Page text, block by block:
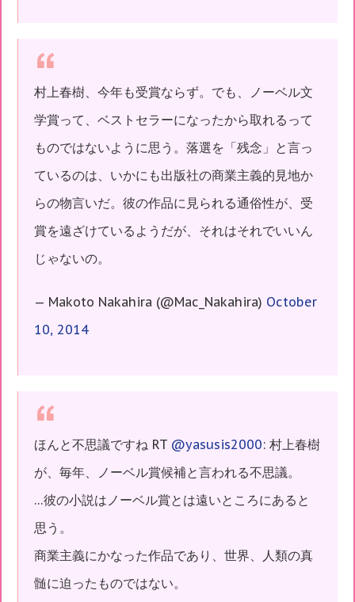
村上春樹、今年も受賞ならず。でも、ノーベル文
学賞って、ベストセラーになったから取れるって
ものではないように思う。落選を「残念」と言っ
ているのは、いかにも出版社の商業主義的見地か
らの物言いだ。彼の作品に見られる通俗性が、受
賞を遠ざけているようだが、それはそれでいいん
じゃないの。
— Makoto Nakahira (@Mac_Nakahira) October
10, 2014
ほんと不思議ですね RT @yasusis2000: 村上春樹
が、毎年、ノーベル賞候補と言われる不思議。
…彼の小説はノーベル賞とは遠いところにあると
思う。
商業主義にかなった作品であり、世界、人類の真
髄に迫ったものではない。